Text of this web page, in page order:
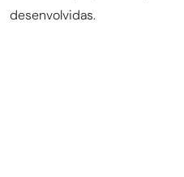
desenvolvidas.